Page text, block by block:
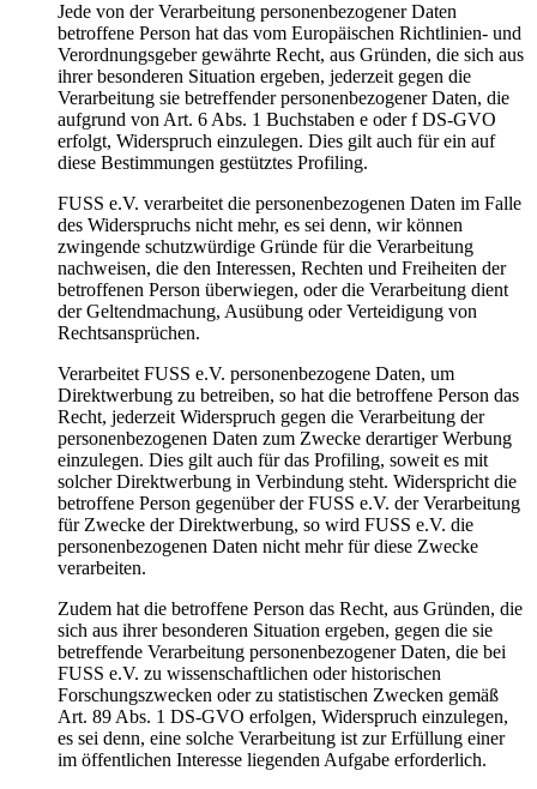
Jede von der Verarbeitung personenbezogener Daten
betroffene Person hat das vom Europäischen Richtlinien- und
Verordnungsgeber gewährte Recht, aus Gründen, die sich aus
ihrer besonderen Situation ergeben, jederzeit gegen die
Verarbeitung sie betreffender personenbezogener Daten, die
aufgrund von Art. 6 Abs. 1 Buchstaben e oder f DS-GVO
erfolgt, Widerspruch einzulegen. Dies gilt auch für ein auf
diese Bestimmungen gestütztes Profiling.
FUSS e.V. verarbeitet die personenbezogenen Daten im Falle
des Widerspruchs nicht mehr, es sei denn, wir können
zwingende schutzwürdige Gründe für die Verarbeitung
nachweisen, die den Interessen, Rechten und Freiheiten der
betroffenen Person überwiegen, oder die Verarbeitung dient
der Geltendmachung, Ausübung oder Verteidigung von
Rechtsansprüchen.
Verarbeitet FUSS e.V. personenbezogene Daten, um
Direktwerbung zu betreiben, so hat die betroffene Person das
Recht, jederzeit Widerspruch gegen die Verarbeitung der
personenbezogenen Daten zum Zwecke derartiger Werbung
einzulegen. Dies gilt auch für das Profiling, soweit es mit
solcher Direktwerbung in Verbindung steht. Widerspricht die
betroffene Person gegenüber der FUSS e.V. der Verarbeitung
für Zwecke der Direktwerbung, so wird FUSS e.V. die
personenbezogenen Daten nicht mehr für diese Zwecke
verarbeiten.
Zudem hat die betroffene Person das Recht, aus Gründen, die
sich aus ihrer besonderen Situation ergeben, gegen die sie
betreffende Verarbeitung personenbezogener Daten, die bei
FUSS e.V. zu wissenschaftlichen oder historischen
Forschungszwecken oder zu statistischen Zwecken gemäß
Art. 89 Abs. 1 DS-GVO erfolgen, Widerspruch einzulegen,
es sei denn, eine solche Verarbeitung ist zur Erfüllung einer
im öffentlichen Interesse liegenden Aufgabe erforderlich.